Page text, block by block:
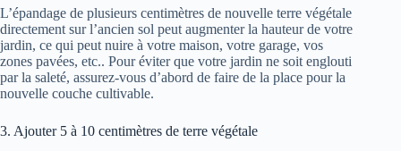
L’épandage de plusieurs centimètres de nouvelle terre végétale
directement sur l’ancien sol peut augmenter la hauteur de votre
jardin, ce qui peut nuire à votre maison, votre garage, vos
zones pavées, etc.. Pour éviter que votre jardin ne soit englouti
par la saleté, assurez-vous d’abord de faire de la place pour la
nouvelle couche cultivable.
3. Ajouter 5 à 10 centimètres de terre végétale